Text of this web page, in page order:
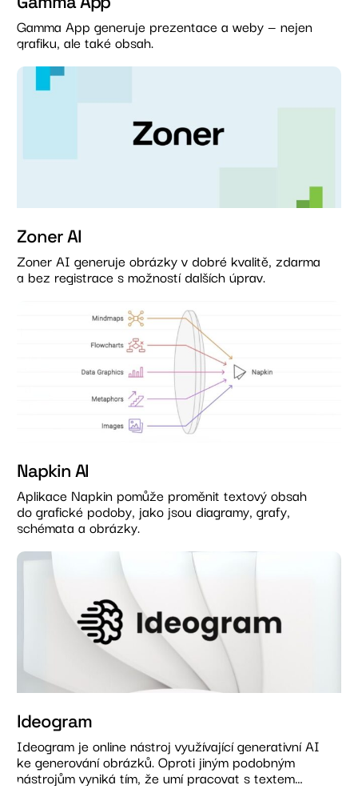
Gamma App generuje prezentace a weby — nejen
grafiku, ale také obsah.
Zoner AI
Zoner AI generuje obrázky v dobré kvalitě, zdarma
a bez registrace s možností dalších úprav.
Napkin AI
Aplikace Napkin pomůže proměnit textový obsah
do grafické podoby, jako jsou diagramy, grafy,
schémata a obrázky.
Ideogram
Ideogram je online nástroj využívající generativní AI
ke generování obrázků. Oproti jiným podobným
nástrojům vyniká tím, že umí pracovat s textem…